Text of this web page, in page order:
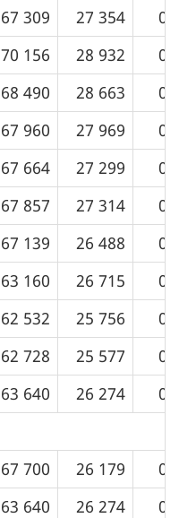
67 309 27 354
0
70 156 28 932
0
68 490 28 663
0
67 960 27 969
0
67 664 27 299
0
67 857 27 314
0
67 139 26 488
0
63 160 26 715
0
62 532 25 756
0
62 728 25 577
0
63 640 26 274 0
67 700 26 179
0
63 640 26 274
0